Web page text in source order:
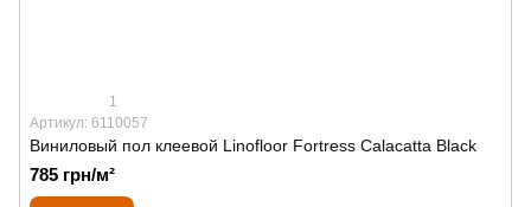
1
Артикул: 6110057
Виниловый пол клеевой Linofloor Fortress Calacatta Black
785 грн/м²